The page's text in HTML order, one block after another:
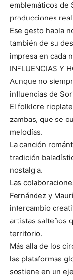
emblemáticos de
producciones
Ese gesto habla
también de su
impresa en cada
INFLUENCIAS Y
Aunque no
influencias de
El folklore
zambas, que se
melodías.
La canción
tradición
nostalgia.
Las
Fernández y
intercambio
artistas salteños
territorio.
Más allá de los
las plataformas
sostiene en un